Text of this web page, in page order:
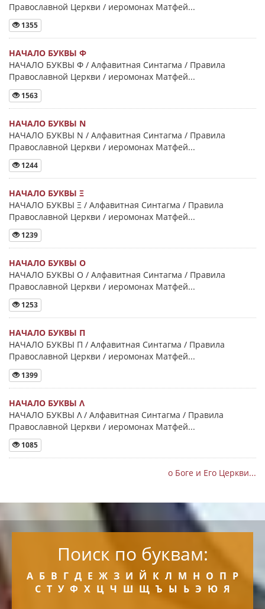
Православной Церкви / иеромонах Матфей...
1355
НАЧАЛО БУКВЫ Φ
НАЧАЛО БУКВЫ Φ / Алфавитная Синтагма / Правила
Православной Церкви / иеромонах Матфей...
1563
НАЧАЛО БУКВЫ Ν
НАЧАЛО БУКВЫ Ν / Алфавитная Синтагма / Правила
Православной Церкви / иеромонах Матфей...
1244
НАЧАЛО БУКВЫ Ξ
НАЧАЛО БУКВЫ Ξ / Алфавитная Синтагма / Правила
Православной Церкви / иеромонах Матфей...
1239
НАЧАЛО БУКВЫ Ο
НАЧАЛО БУКВЫ Ο / Алфавитная Синтагма / Правила
Православной Церкви / иеромонах Матфей...
1253
НАЧАЛО БУКВЫ Π
НАЧАЛО БУКВЫ Π / Алфавитная Синтагма / Правила
Православной Церкви / иеромонах Матфей...
1399
НАЧАЛО БУКВЫ Λ
НАЧАЛО БУКВЫ Λ / Алфавитная Синтагма / Правила
Православной Церкви / иеромонах Матфей...
1085
о Боге и Его Церкви...
Поиск по буквам:
А Б В Г Д Е Ж З И Й К Л М Н О П Р
С Т У Ф Х Ц Ч Ш Щ Ъ Ы Ь Э Ю Я